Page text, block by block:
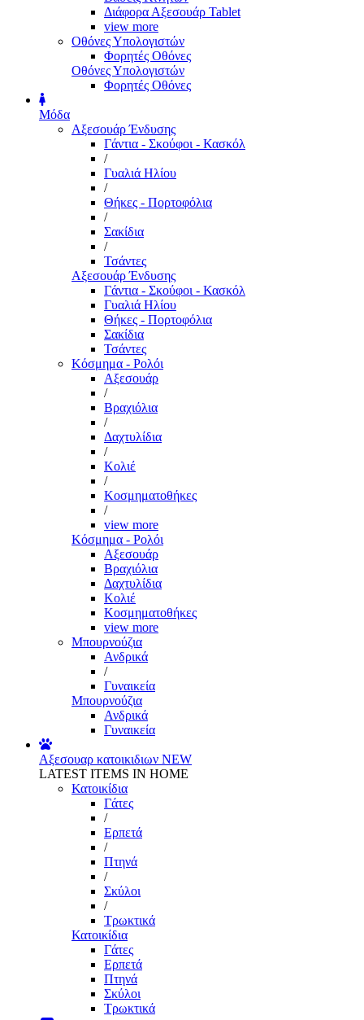
Διάφορα Αξεσουάρ Tablet
view more
Οθόνες Υπολογιστών
Φορητές Οθόνες
Οθόνες Υπολογιστών
Φορητές Οθόνες
Μόδα
Αξεσουάρ Ένδυσης
Γάντια - Σκούφοι - Κασκόλ
/
Γυαλιά Ηλίου
/
Θήκες - Πορτοφόλια
/
Σακίδια
/
Τσάντες
Αξεσουάρ Ένδυσης
Γάντια - Σκούφοι - Κασκόλ
Γυαλιά Ηλίου
Θήκες - Πορτοφόλια
Σακίδια
Τσάντες
Κόσμημα - Ρολόι
Αξεσουάρ
/
Βραχιόλια
/
Δαχτυλίδια
/
Κολιέ
/
Κοσμηματοθήκες
/
view more
Κόσμημα - Ρολόι
Αξεσουάρ
Βραχιόλια
Δαχτυλίδια
Κολιέ
Κοσμηματοθήκες
view more
Μπουρνούζια
Ανδρικά
/
Γυναικεία
Μπουρνούζια
Ανδρικά
Γυναικεία
Αξεσουαρ κατοικιδιων NEW
LATEST ITEMS IN HOME
Κατοικίδια
Γάτες
/
Ερπετά
/
Πτηνά
/
Σκύλοι
/
Τρωκτικά
Κατοικίδια
Γάτες
Ερπετά
Πτηνά
Σκύλοι
Τρωκτικά